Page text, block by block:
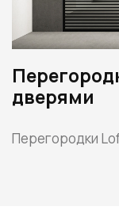
дверями
Перегородки